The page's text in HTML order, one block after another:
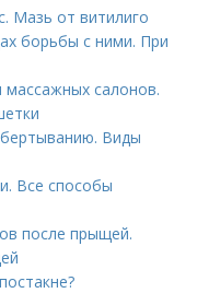
Мазь от витилиго
борьбы с ними. При
массажных салонов.
Виды
Все способы
после прыщей.